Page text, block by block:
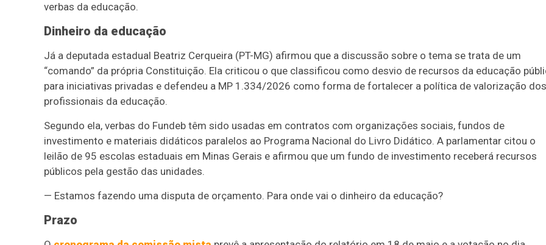
verbas da educação.
Dinheiro da educação
Já a deputada estadual Beatriz Cerqueira (PT-MG) afirmou que a discussão sobre o tema se trata de um
“comando” da própria Constituição. Ela criticou o que classificou como desvio de recursos da educação
para iniciativas privadas e defendeu a MP 1.334/2026 como forma de fortalecer a política de valorização dos
profissionais da educação.
Segundo ela, verbas do Fundeb têm sido usadas em contratos com organizações sociais, fundos de
investimento e materiais didáticos paralelos ao Programa Nacional do Livro Didático. A parlamentar citou o
leilão de 95 escolas estaduais em Minas Gerais e afirmou que um fundo de investimento receberá recursos
públicos pela gestão das unidades.
— Estamos fazendo uma disputa de orçamento. Para onde vai o dinheiro da educação?
Prazo